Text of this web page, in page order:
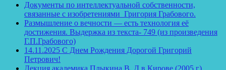
Документы по интеллектуальной собственности,
связанные с изобретениями Григория Грабового.
Размышление о вечности — есть технология её
достижения. Выдержка из текста- 749 (из произведения
Г.П.Грабового)
14.11.2025 С Днем Рождения Дорогой Григорий
Петрович!